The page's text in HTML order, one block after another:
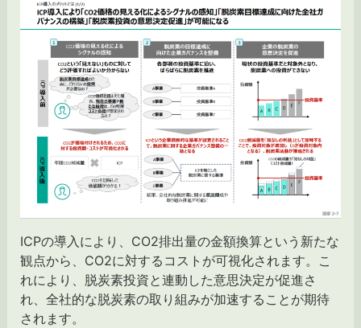
ICPの導入により、CO2排出量の金額換算という新たな
観点から、CO2に対するコストが可視化されます。こ
れにより、脱炭素投資と連動した意思決定が促進さ
れ、全社的な脱炭素の取り組みが加速することが期待
されます。